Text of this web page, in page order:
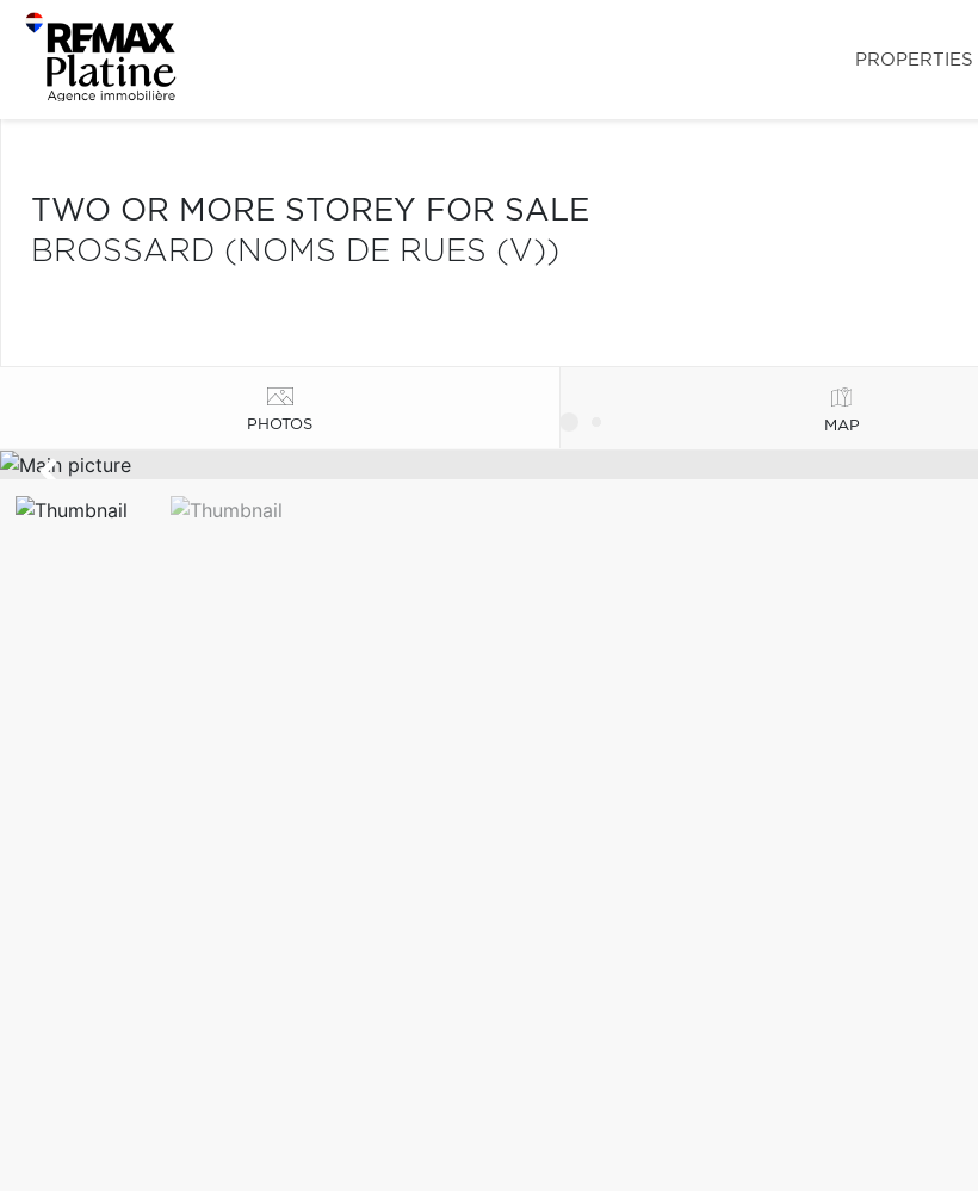
PROPERTIES
TWO OR MORE STOREY FOR SALE
BROSSARD (NOMS DE RUES (V))
PHOTOS MAP